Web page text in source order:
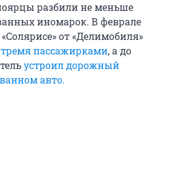
разбили не меньше
иномарок. В феврале
от «Делимобиля»
тремя пассажирками, а до
устроил дорожный
авто.